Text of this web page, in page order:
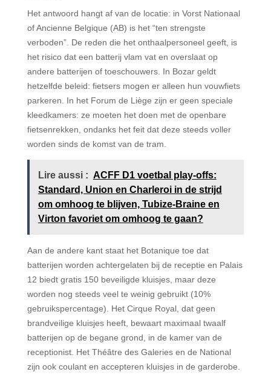
Het antwoord hangt af van de locatie: in Vorst Nationaal
of Ancienne Belgique (AB) is het “ten strengste
verboden”. De reden die het onthaalpersoneel geeft, is
het risico dat een batterij vlam vat en overslaat op
andere batterijen of toeschouwers. In Bozar geldt
hetzelfde beleid: fietsers mogen er alleen hun vouwfiets
parkeren. In het Forum de Liège zijn er geen speciale
kleedkamers: ze moeten het doen met de openbare
fietsenrekken, ondanks het feit dat deze steeds voller
worden sinds de komst van de tram.
Lire aussi : ACFF D1 voetbal play-offs:
Standard, Union en Charleroi in de strijd
om omhoog te blijven, Tubize-Braine en
Virton favoriet om omhoog te gaan?
Aan de andere kant staat het Botanique toe dat
batterijen worden achtergelaten bij de receptie en Palais
12 biedt gratis 150 beveiligde kluisjes, maar deze
worden nog steeds veel te weinig gebruikt (10%
gebruikspercentage). Het Cirque Royal, dat geen
brandveilige kluisjes heeft, bewaart maximaal twaalf
batterijen op de begane grond, in de kamer van de
receptionist. Het Théâtre des Galeries en de National
zijn ook coulant en accepteren kluisjes in de garderobe.